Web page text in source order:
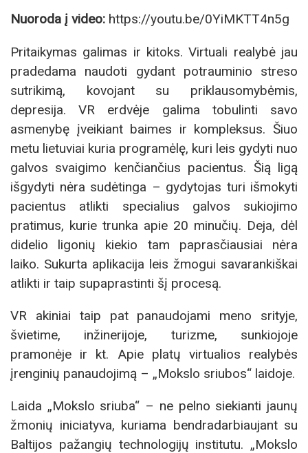
Nuoroda į video: https://youtu.be/0YiMKTT4n5g
Pritaikymas galimas ir kitoks. Virtuali realybė jau
pradedama naudoti gydant potrauminio streso
sutrikimą, kovojant su priklausomybėmis,
depresija. VR erdvėje galima tobulinti savo
asmenybę įveikiant baimes ir kompleksus. Šiuo
metu lietuviai kuria programėlę, kuri leis gydyti nuo
galvos svaigimo kenčiančius pacientus. Šią ligą
išgydyti nėra sudėtinga – gydytojas turi išmokyti
pacientus atlikti specialius galvos sukiojimo
pratimus, kurie trunka apie 20 minučių. Deja, dėl
didelio ligonių kiekio tam paprasčiausiai nėra
laiko. Sukurta aplikacija leis žmogui savarankiškai
atlikti ir taip supaprastinti šį procesą.
VR akiniai taip pat panaudojami meno srityje,
švietime, inžinerijoje, turizme, sunkiojoje
pramonėje ir kt. Apie platų virtualios realybės
įrenginių panaudojimą – „Mokslo sriubos“ laidoje.
Laida „Mokslo sriuba“ – ne pelno siekianti jaunų
žmonių iniciatyva, kuriama bendradarbiaujant su
Baltijos pažangių technologijų institutu. „Mokslo